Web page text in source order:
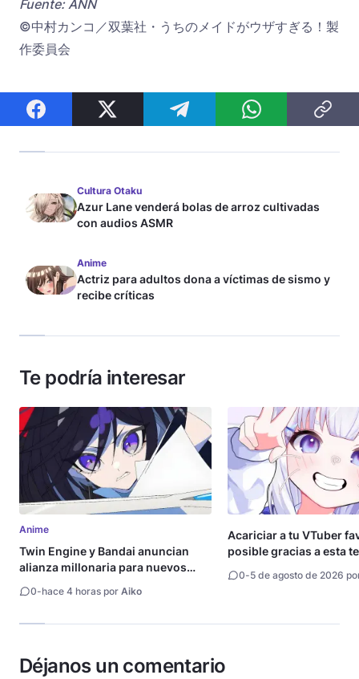
Fuente: ANN
©中村カンコ／双葉社・うちのメイドがウザすぎる！製
作委員会
Cultura Otaku
Azur Lane venderá bolas de arroz cultivadas
con audios ASMR
Anime
Actriz para adultos dona a víctimas de sismo y
recibe críticas
Te podría interesar
Anime
Twin Engine y Bandai anuncian
alianza millonaria para nuevos
0-hace 4 horas por Aiko
Acariciar a tu VTuber
posible gracias a esta
0-5 de agosto de 2026
Déjanos un comentario